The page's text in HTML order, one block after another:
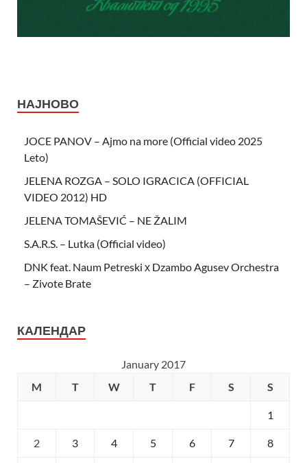
НАЈНОВО
JOCE PANOV – Ajmo na more (Official video 2025
Leto)
JELENA ROZGA – SOLO IGRACICA (OFFICIAL
VIDEO 2012) HD
JELENA TOMAŠEVIĆ – NE ŽALIM
S.A.R.S. – Lutka (Official video)
DNK feat. Naum Petreski х Dzambo Agusev Orchestra
– Zivote Brate
КАЛЕНДАР
January 2017
M
T W T F S S
1
2 3 4 5 6 7 8